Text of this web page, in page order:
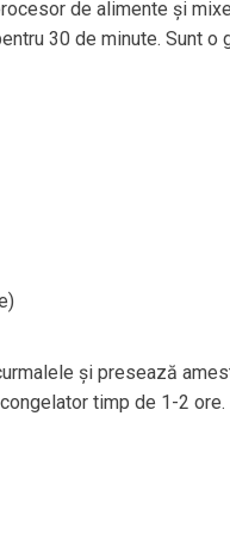
de alimente și
30 de minute. Sunt o
și presează
timp de 1-2